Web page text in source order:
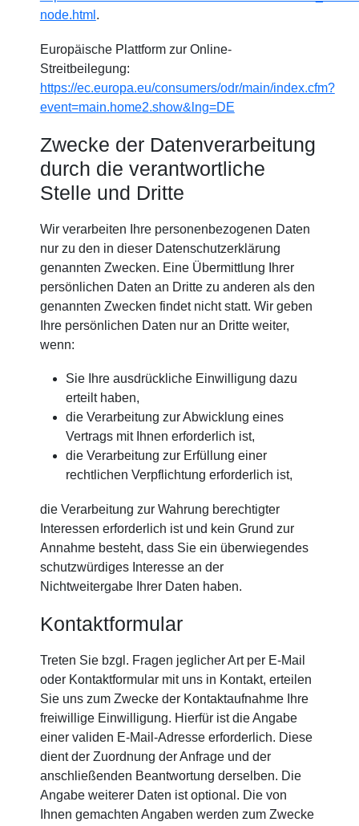
node.html .
Europäische Plattform zur Online-
Streitbeilegung:
https://ec.europa.eu/consumers/odr/main/index.cfm?
event=main.home2.show&lng=DE
Zwecke der Datenverarbeitung
durch die verantwortliche
Stelle und Dritte
Wir verarbeiten Ihre personenbezogenen Daten
nur zu den in dieser Datenschutzerklärung
genannten Zwecken. Eine Übermittlung Ihrer
persönlichen Daten an Dritte zu anderen als den
genannten Zwecken findet nicht statt. Wir geben
Ihre persönlichen Daten nur an Dritte weiter,
wenn:
Sie Ihre ausdrückliche Einwilligung dazu
erteilt haben,
die Verarbeitung zur Abwicklung eines
Vertrags mit Ihnen erforderlich ist,
die Verarbeitung zur Erfüllung einer
rechtlichen Verpflichtung erforderlich ist,
die Verarbeitung zur Wahrung berechtigter
Interessen erforderlich ist und kein Grund zur
Annahme besteht, dass Sie ein überwiegendes
schutzwürdiges Interesse an der
Nichtweitergabe Ihrer Daten haben.
Kontaktformular
Treten Sie bzgl. Fragen jeglicher Art per E-Mail
oder Kontaktformular mit uns in Kontakt, erteilen
Sie uns zum Zwecke der Kontaktaufnahme Ihre
freiwillige Einwilligung. Hierfür ist die Angabe
einer validen E-Mail-Adresse erforderlich. Diese
dient der Zuordnung der Anfrage und der
anschließenden Beantwortung derselben. Die
Angabe weiterer Daten ist optional. Die von
Ihnen gemachten Angaben werden zum Zwecke